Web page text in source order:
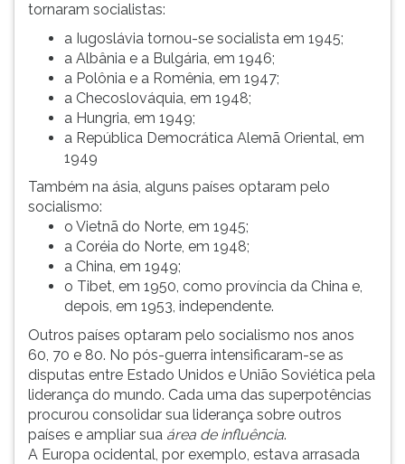
tornaram socialistas:
a Iugoslávia tornou-se socialista em 1945;
a Albânia e a Bulgária, em 1946;
a Polônia e a Romênia, em 1947;
a Checoslováquia, em 1948;
a Hungria, em 1949;
a República Democrática Alemã Oriental, em
1949
Também na ásia, alguns países optaram pelo
socialismo:
o Vietnã do Norte, em 1945;
a Coréia do Norte, em 1948;
a China, em 1949;
o Tibet, em 1950, como província da China e,
depois, em 1953, independente.
Outros países optaram pelo socialismo nos anos
60, 70 e 80. No pós-guerra intensificaram-se as
disputas entre Estado Unidos e União Soviética pela
liderança do mundo. Cada uma das superpotências
procurou consolidar sua liderança sobre outros
países e ampliar sua área de influência.
A Europa ocidental, por exemplo, estava arrasada